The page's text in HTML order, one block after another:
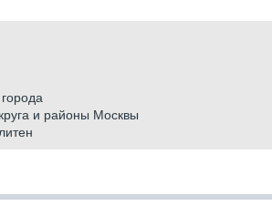
и районы Москвы